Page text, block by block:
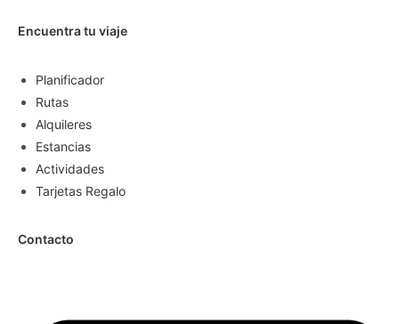
Encuentra tu viaje
Planificador
Rutas
Alquileres
Estancias
Actividades
Tarjetas Regalo
Contacto